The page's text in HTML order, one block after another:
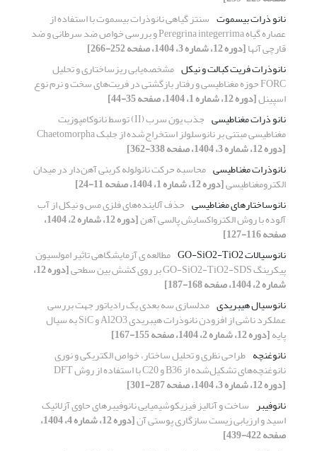
نانو ذرات بیسموت سنتز گیاهی نانوذرات بیسموت با استفاده از
عصاره گیاه Peregrina integerrima و بررسی خواص ضد سرطانی و ضد
قارچی آنها[دوره 12، شماره 3، 1404، صفحه 252-266]
نانوذرات فریت کبالت و نیکل مشخصه‌یابی ریزساختاری و تحلیل
FORC حوزه مغناطیسی و رفتار بازگشتی در فریت‌های سخت و نرم نوع
اسپینل[دوره 12، شماره 1، 1404، صفحه 35-44]
نانو ذرات مغناطیسی
جذب یون سرب (II) توسط نانوکامپوزیت
مغناطیسی مبتنی بر نانوسلولز استخراج‌شده از جلبک Chaetomorpha
[دوره 12، شماره 3، 1404، صفحه 338-362]
نانوذرات مغناطیسی محاسبه حرکت نانولوله کربنی آهن‌دار در میدان
الکترومغناطیسی[دوره 12، شماره 1، 1404، صفحه 11-24]
نانوساختارهای مغناطیسی حذف آلاینده‌های فلزی مس و نیکل از آب
آلوده با روش الکترواکسایش پالسی آهن [دوره 12، شماره 2، 1404،
صفحه 116-127]
نانوسیالات GO-SiO2-TiO2
مطالعه ی آزمایشگاهی تاثیر امولسیون
پیکرینگ GO-SiO2-TiO2-SDS بر روی کشش بین سطحی [دوره 12،
شماره 2، 1404، صفحه 168-187]
نانوسیال هیبریدی مدلسازی سه بعدی یک رادیاتور جهت بررسی
عملکرد ناشی از افزودن نانوذرات هیبریدی Al2O3 و SiC به سیال
پایه[دوره 12، شماره 2، 1404، صفحه 155-167]
نانوغنچه طراحی نظری و تحلیل ساختار، خواص الکتریکی و نوری
نانوغنچه‌های تشکیل‌شده از B36 و C20 با استفاده از روش DFT
[دوره 12، شماره 3، 1404، صفحه 287-301]
نانوفیبر ساخت و آنالیز فیزیکوشیمیایی نانوفیبرهای حاوی آزلائیک
اسید و ارزیابی زیست سازگاری پوستی آن [دوره 12، شماره 4، 1404،
صفحه 422-439]